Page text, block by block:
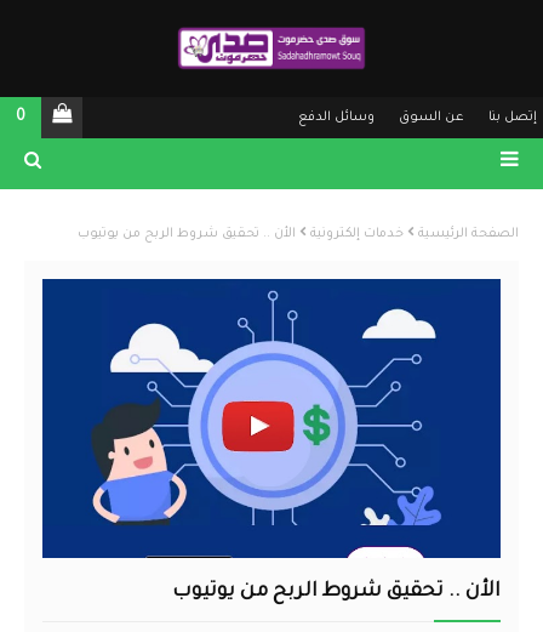
إتصل بنا عن السوق وسائل الدفع 0
الصفحة الرئيسية خدمات إلكترونية الأن .. تحقيق شروط الربح من يوتيوب
الأن .. تحقيق شروط الربح من يوتيوب